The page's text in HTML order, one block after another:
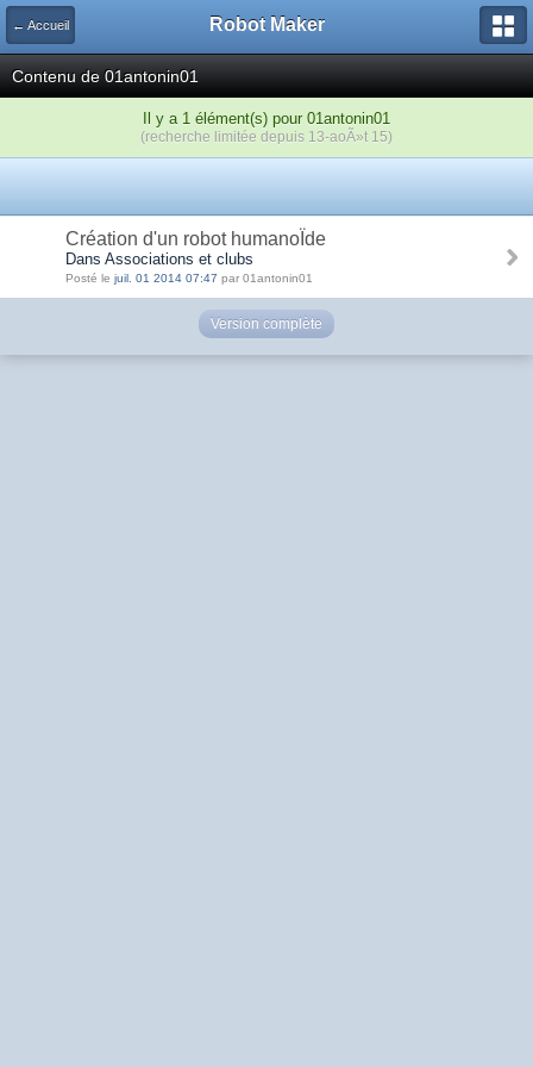
← Accueil Robot Maker
Contenu de 01antonin01
Il y a 1 élément(s) pour 01antonin01
(recherche limitée depuis 13-aoÃ»t 15)
Création d'un robot humanoÏde
Dans Associations et clubs
Posté le juil. 01 2014 07:47 par 01antonin01
Version complète